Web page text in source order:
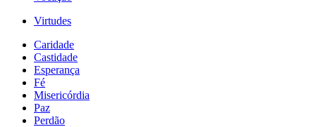
Virtudes
Caridade
Castidade
Esperança
Fé
Misericórdia
Paz
Perdão